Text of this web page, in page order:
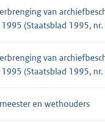
van
(Staatsblad 1995,
van
(Staatsblad 1995,
en wethouders